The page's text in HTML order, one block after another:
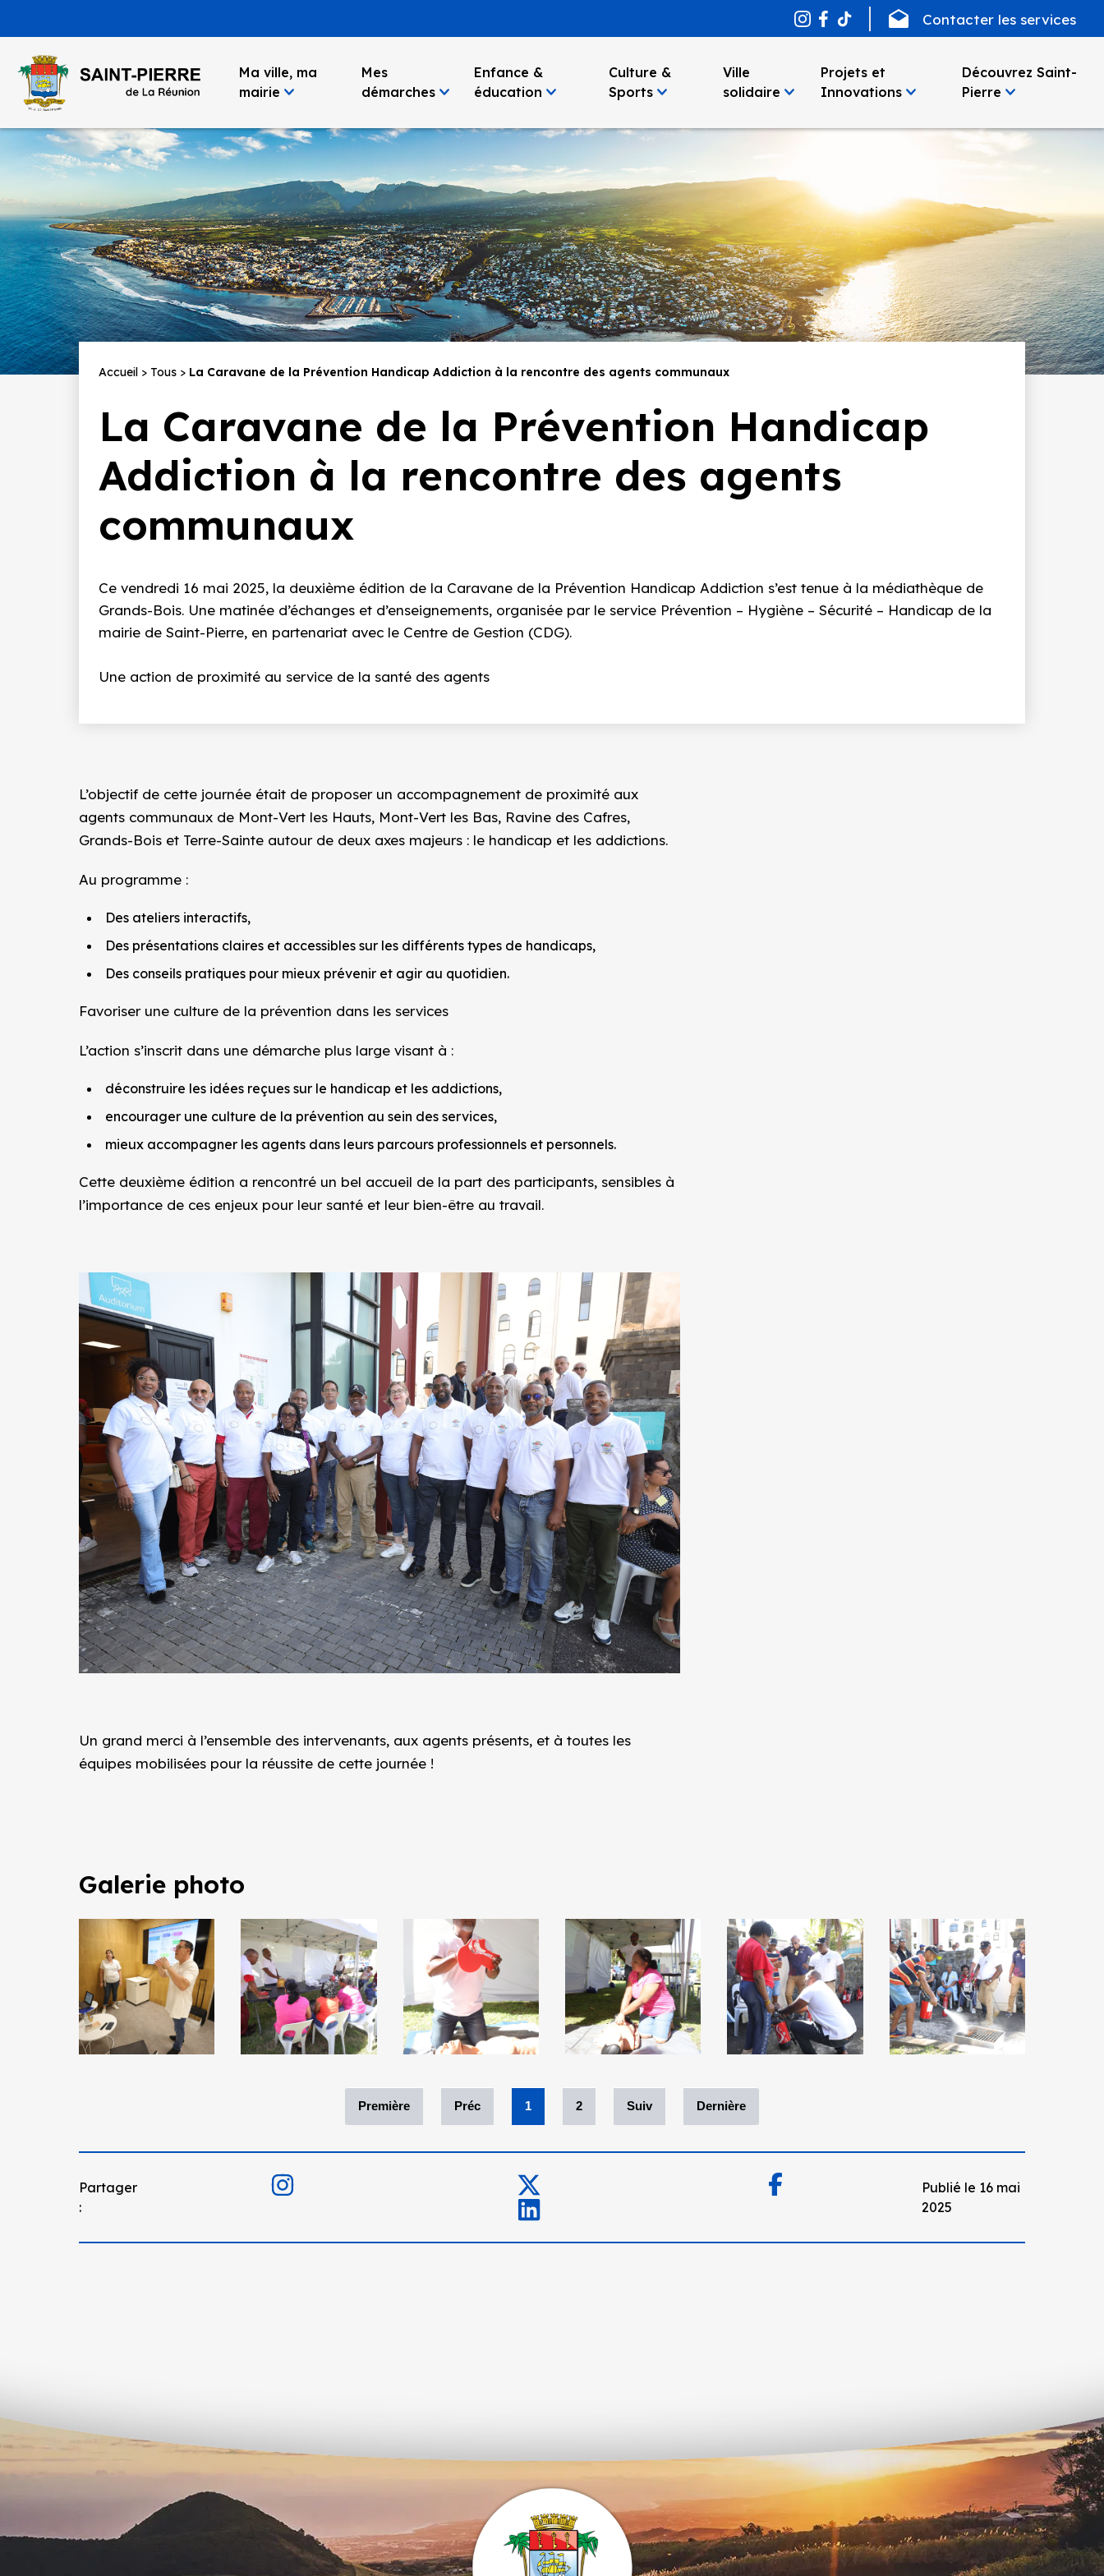
Contacter les services
Ma ville, ma
mairie
Mes
démarches
Enfance &
éducation
Culture &
Sports
Ville
solidaire
Projets et
Innovations
Découvrez Saint-
Pierre
Fil
d'Ariane
Accueil Tous La Caravane de la Prévention Handicap Addiction à la rencontre des agents communaux
La Caravane de la Prévention Handicap
Addiction à la rencontre des agents
communaux
Ce vendredi 16 mai 2025, la deuxième édition de la Caravane de la Prévention Handicap Addiction s’est tenue à la médiathèque de
Grands-Bois. Une matinée d’échanges et d’enseignements, organisée par le service Prévention – Hygiène – Sécurité – Handicap de la
mairie de Saint-Pierre, en partenariat avec le Centre de Gestion (CDG).
Une action de proximité au service de la santé des agents
L’objectif de cette journée était de proposer un accompagnement de proximité aux
agents communaux de Mont-Vert les Hauts, Mont-Vert les Bas, Ravine des Cafres,
Grands-Bois et Terre-Sainte autour de deux axes majeurs : le handicap et les addictions.
Au programme :
Des ateliers interactifs,
Des présentations claires et accessibles sur les différents types de handicaps,
Des conseils pratiques pour mieux prévenir et agir au quotidien.
Favoriser une culture de la prévention dans les services
L’action s’inscrit dans une démarche plus large visant à :
déconstruire les idées reçues sur le handicap et les addictions,
encourager une culture de la prévention au sein des services,
mieux accompagner les agents dans leurs parcours professionnels et personnels.
Cette deuxième édition a rencontré un bel accueil de la part des participants, sensibles à
l’importance de ces enjeux pour leur santé et leur bien-être au travail.
Un grand merci à l’ensemble des intervenants, aux agents présents, et à toutes les
équipes mobilisées pour la réussite de cette journée !
Galerie photo
Première Préc 1 2 Suiv Dernière
Partager
:
Publié le 16 mai
2025